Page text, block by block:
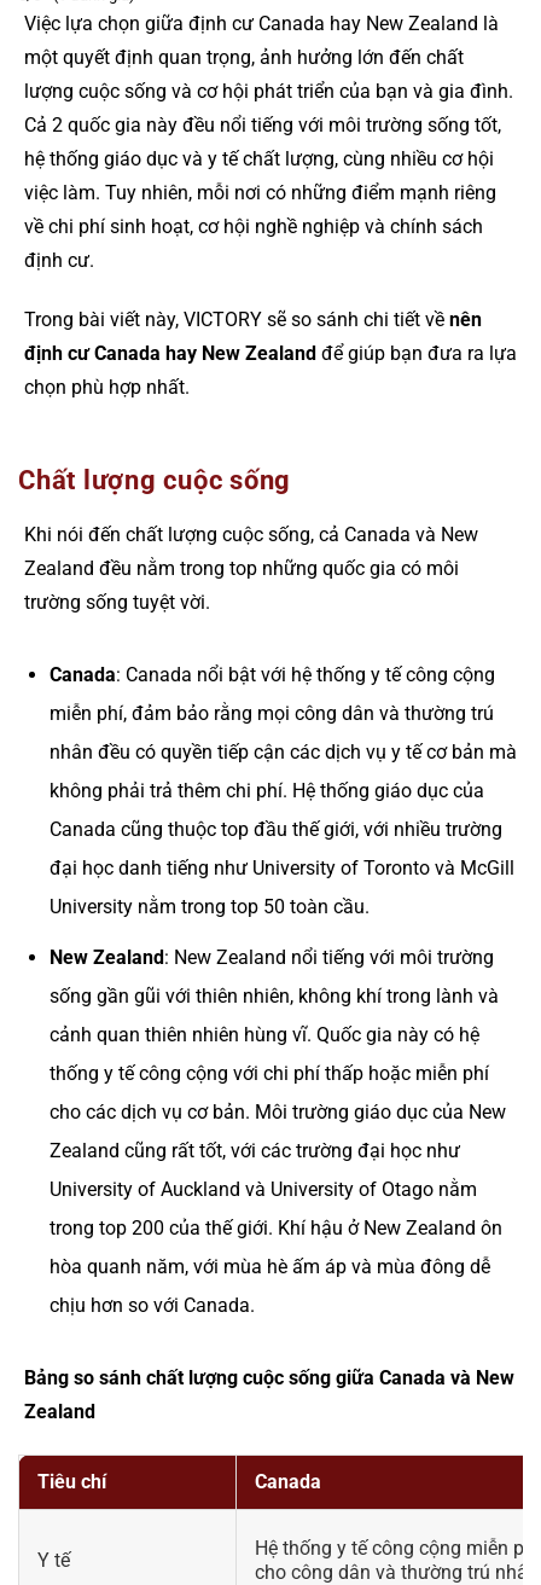
Việc lựa chọn giữa định cư Canada hay New Zealand là
một quyết định quan trọng, ảnh hưởng lớn đến chất
lượng cuộc sống và cơ hội phát triển của bạn và gia đình.
Cả 2 quốc gia này đều nổi tiếng với môi trường sống tốt,
hệ thống giáo dục và y tế chất lượng, cùng nhiều cơ hội
việc làm. Tuy nhiên, mỗi nơi có những điểm mạnh riêng
về chi phí sinh hoạt, cơ hội nghề nghiệp và chính sách
định cư.
Trong bài viết này, VICTORY sẽ so sánh chi tiết về nên
định cư Canada hay New Zealand để giúp bạn đưa ra lựa
chọn phù hợp nhất.
Chất lượng cuộc sống
Khi nói đến chất lượng cuộc sống, cả Canada và New
Zealand đều nằm trong top những quốc gia có môi
trường sống tuyệt vời.
Canada: Canada nổi bật với hệ thống y tế công cộng
miễn phí, đảm bảo rằng mọi công dân và thường trú
nhân đều có quyền tiếp cận các dịch vụ y tế cơ bản mà
không phải trả thêm chi phí. Hệ thống giáo dục của
Canada cũng thuộc top đầu thế giới, với nhiều trường
đại học danh tiếng như University of Toronto và McGill
University nằm trong top 50 toàn cầu.
New Zealand: New Zealand nổi tiếng với môi trường
sống gần gũi với thiên nhiên, không khí trong lành và
cảnh quan thiên nhiên hùng vĩ. Quốc gia này có hệ
thống y tế công cộng với chi phí thấp hoặc miễn phí
cho các dịch vụ cơ bản. Môi trường giáo dục của New
Zealand cũng rất tốt, với các trường đại học như
University of Auckland và University of Otago nằm
trong top 200 của thế giới. Khí hậu ở New Zealand ôn
hòa quanh năm, với mùa hè ấm áp và mùa đông dễ
chịu hơn so với Canada.
Bảng so sánh chất lượng cuộc sống giữa Canada và New
Zealand
Tiêu chí Canada
Y tế
Hệ thống y tế công cộng miễn phí
cho công dân và thường trú nhân